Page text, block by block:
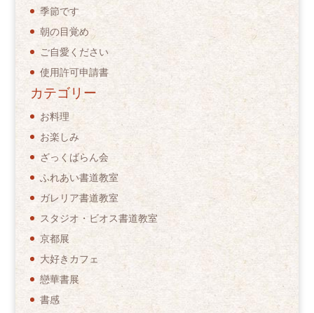
季節です
朝の目覚め
ご自愛ください
使用許可申請書
カテゴリー
お料理
お楽しみ
ざっくばらん会
ふれあい書道教室
ガレリア書道教室
スタジオ・ビオス書道教室
京都展
大好きカフェ
戀華書展
書感